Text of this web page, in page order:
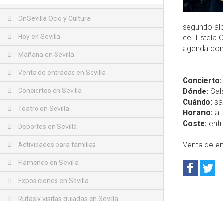
OnSevilla Ocio y Cultura
Hoy en Sevilla
Mañana en Sevilla
Venta de entradas en Sevilla
Conciertos en Sevilla
Teatro en Sevilla
Deportes en Sevilla
Actividades para familias
Flamenco en Sevilla
Exposiciones en Sevilla
Rutas y visitas guiadas en Sevilla
segundo
de "Estela
agenda
Concierto:
Dónde:
Cuándo:
Horario: a
Coste:
Venta de